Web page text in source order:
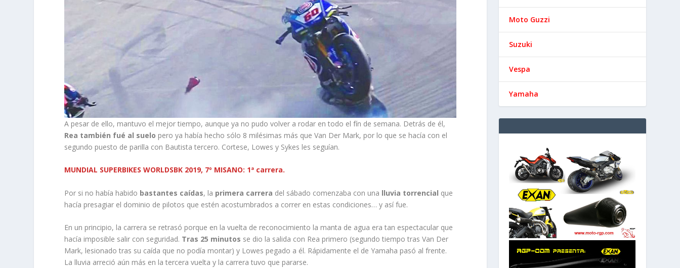
A pesar de ello, mantuvo el mejor tiempo, aunque ya no pudo volver a rodar en todo el fín de semana. Detrás de él,
Rea también fué al suelo pero ya había hecho sólo 8 milésimas más que Van Der Mark, por lo que se hacía con el
segundo puesto de parilla con Bautista tercero. Cortese, Lowes y Sykes les seguían.
MUNDIAL SUPERBIKES WORLDSBK 2019, 7º MISANO: 1ª carrera.
Por si no había habido bastantes caídas, la primera carrera del sábado comenzaba con una lluvia torrencial que
hacía presagiar el dominio de pilotos que estén acostumbrados a correr en estas condiciones… y así fue.
En un principio, la carrera se retrasó porque en la vuelta de reconocimiento la manta de agua era tan espectacular que
hacía imposible salir con seguridad. Tras 25 minutos se dio la salida con Rea primero (segundo tiempo tras Van Der
Mark, lesionado tras su caída que no podía montar) y Lowes pegado a él. Rápidamente el de Yamaha pasó al frente.
La lluvia arreció aún más en la tercera vuelta y la carrera tuvo que pararse.
Moto Guzzi
Suzuki
Vespa
Yamaha